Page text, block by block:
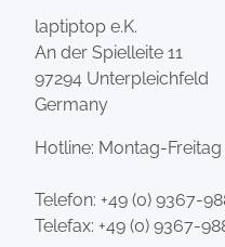
laptiptop e.K.
An der Spielleite 11
97294 Unterpleichfeld
Germany
Hotline: Montag-
Telefon: +49 (0) 9367-
Telefax: +49 (0) 9367-